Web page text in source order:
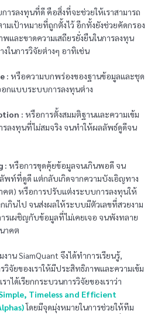
รลงทุนที่ดี คือสิ่งที่จะช่วยให้เราสามารถ
เป้าหมายที่ถูกตั้งไว้ อีกทั้งยังช่วยคัดกรอง
และขาดความเสถียรยั่งยืนในการลงทุน
ในการวิจัยต่างๆ อาทิเช่น
: หรือความบกพร่องของฐานข้อมูลและชุด
อกแบบระบบการลงทุนต่าง
: หรือการตั้งสมมติฐานและความเข้ม
ลงทุนที่ไม่สมจริง จนทำให้ผลลัพธ์ดูดีจน
: หรือการขุดคุ้ยข้อมูลจนเกินพอดี จน
ท์ที่ดูดี แต่กลับเกิดจากความบังเอิญทาง
คต) หรือการปรับแต่งระบบการลงทุนให้
กินไป จนส่งผลให้ระบบมีตัวเลขที่สวยงาม
รเผชิญกับข้อมูลที่ไม่เคยเจอ จนพังทลาย
าคต
าน SiamQuant จึงได้ทำการเรียนรู้,
ยของเราให้มีประสิทธิภาพและความเข้ม
ได้เรียกกระบวนการวิจัยของเราว่า
Timeless and Efficient
โดยมีจุดมุ่งหมายในการช่วยให้ทีม